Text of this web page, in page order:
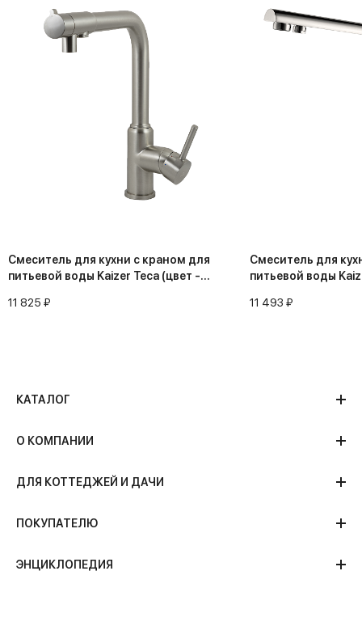
Смеситель для кухни с краном для
питьевой воды Kaizer Teca (цвет -
11 825 ₽
Смеситель для
питьевой воды
11 493 ₽
КАТАЛОГ
О КОМПАНИИ
ДЛЯ КОТТЕДЖЕЙ И ДАЧИ
ПОКУПАТЕЛЮ
ЭНЦИКЛОПЕДИЯ